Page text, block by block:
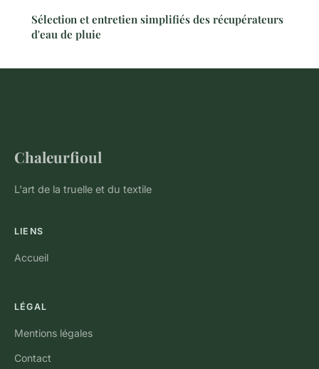
Sélection et entretien simplifiés des récupérateurs
d'eau de pluie
Chaleurfioul
L'art de la truelle et du textile
LIENS
Accueil
LÉGAL
Mentions légales
Contact